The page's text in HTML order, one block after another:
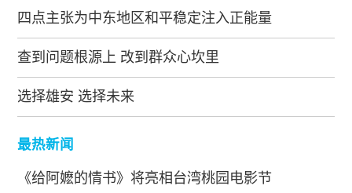
四点主张为中东地区和平稳定注入正能量
查到问题根源上 改到群众心坎里
选择雄安 选择未来
最热新闻
《给阿嬷的情书》将亮相台湾桃园电影节